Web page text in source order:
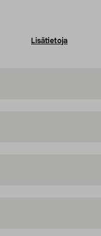
Lisätietoja